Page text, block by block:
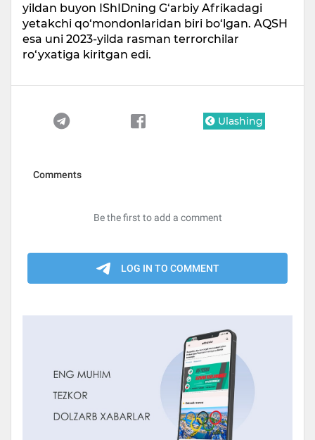
yildan buyon IShIDning G‘arbiy Afrikadagi
yetakchi qo‘mondonlaridan biri bo‘lgan. AQSH
esa uni 2023-yilda rasman terrorchilar
ro‘yxatiga kiritgan edi.
Ulashing